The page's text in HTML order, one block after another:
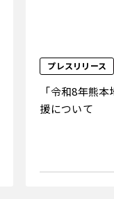
プレスリリース
「令和8年熊
援について